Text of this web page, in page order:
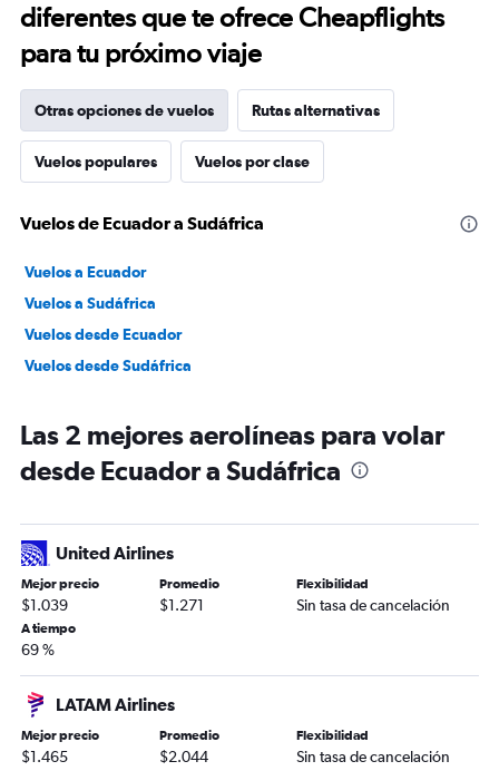
diferentes que te ofrece Cheapflights
para tu próximo viaje
Otras opciones de vuelos Rutas alternativas
Vuelos populares Vuelos por clase
Vuelos de Ecuador a Sudáfrica
Vuelos a Ecuador
Vuelos a Sudáfrica
Vuelos desde Ecuador
Vuelos desde Sudáfrica
Las 2 mejores aerolíneas para volar
desde Ecuador a Sudáfrica
United Airlines
Mejor precio
$1.039
Promedio
$1.271
Flexibilidad
Sin tasa de cancelación
A tiempo
69 %
LATAM Airlines
Mejor precio
$1.465
Promedio
$2.044
Flexibilidad
Sin tasa de cancelación